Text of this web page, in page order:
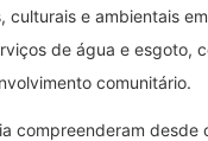
culturais e ambientais
de água e esgoto,
comunitário.
compreenderam